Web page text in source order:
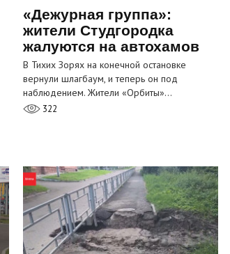
«Дежурная группа»:
жители Студгородка
жалуются на автохамов
В Тихих Зорях на конечной остановке
вернули шлагбаум, и теперь он под
наблюдением. Жители «Орбиты»…
322